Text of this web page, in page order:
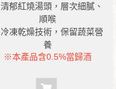
清郁紅燒湯頭，層次細膩、
順喉
冷凍乾燥技術，保留蔬菜營
養
※本產品含0.5%當歸酒